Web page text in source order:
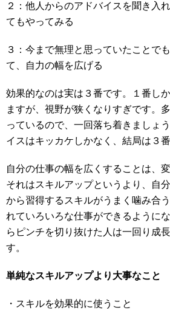
２：他人からのアドバイスを聞き入
てもやってみる
３：今まで無理と思っていたことで
て、自力の幅を広げる
効果的なのは実は３番です。１番し
ますが、視野が狭くなりすぎです。
っているので、一回落ち着きましょ
イスはキッカケしかなく、結局は３
自分の仕事の幅を広くすることは、
それはスキルアップというより、自
から習得するスキルがうまく噛み合
れていろいろな仕事ができるように
らピンチを切り抜けた人は一回り成
す。
単純なスキルアップより大事なこと
・スキルを効果的に使うこと